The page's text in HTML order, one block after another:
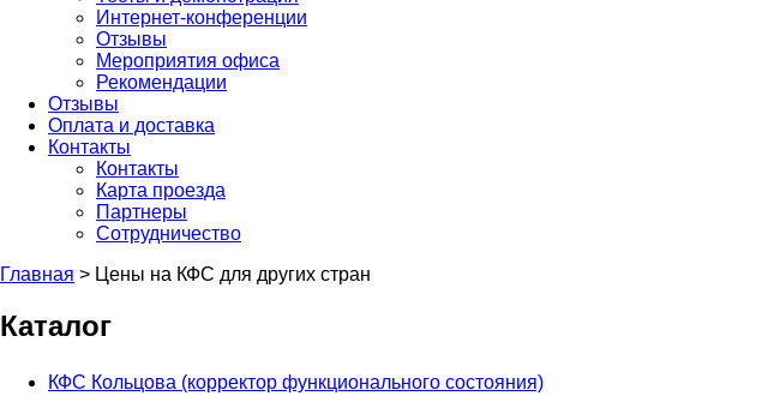
Интернет-конференции
Отзывы
Мероприятия офиса
Рекомендации
Отзывы
Оплата и доставка
Контакты
Контакты
Карта проезда
Партнеры
Сотрудничество
Главная > Цены на КФС для других стран
Каталог
КФС Кольцова (корректор функционального состояния)